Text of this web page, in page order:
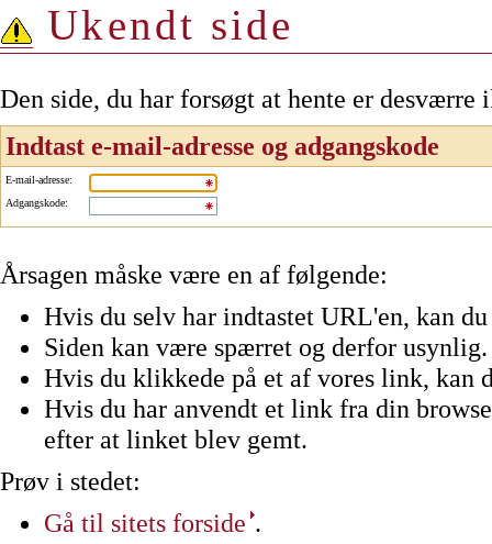
Ukendt side
Den side, du har forsøgt at hente er
Indtast e-mail-adresse og adgangskode
E-mail-adresse:
Adgangskode:
Årsagen måske være en af følgende:
Hvis du selv har indtastet URL'en, kan
Siden kan være spærret og derfor usynlig.
Hvis du klikkede på et af vores link, kan
Hvis du har anvendt et link fra din
efter at linket blev gemt.
Prøv i stedet:
Gå til sitets forside .